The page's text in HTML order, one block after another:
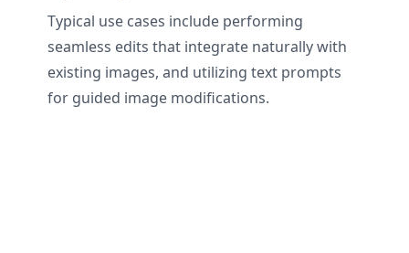
Typical use cases include performing
seamless edits that integrate naturally with
existing images, and utilizing text prompts
for guided image modifications.